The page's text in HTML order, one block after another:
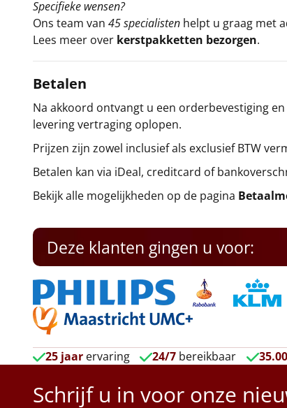
Specifieke wensen?
Ons team van 45 specialisten helpt u graag met
Lees meer over kerstpakketten bezorgen.
Betalen
Na akkoord ontvangt u een orderbevestiging
levering vertraging oplopen.
Prijzen zijn zowel inclusief als exclusief BTW
Betalen kan via iDeal, creditcard of
Bekijk alle mogelijkheden op de pagina
Deze klanten gingen u voor:
25 jaar ervaring 24/7 bereikbaar
Schrijf u in voor onze